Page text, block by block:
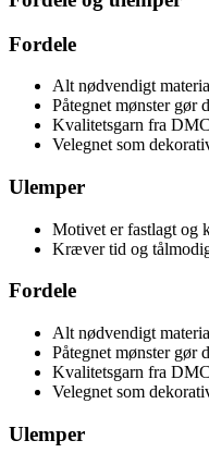
Fordele
Alt nødvendigt
Påtegnet mønster gør
Kvalitetsgarn fra
Velegnet som
Ulemper
Motivet er fastlagt og
Kræver tid og
Fordele
Alt nødvendigt
Påtegnet mønster gør
Kvalitetsgarn fra
Velegnet som
Ulemper